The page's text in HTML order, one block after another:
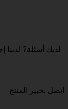
لديك أسئلة?
اتصل بخبير المنتج